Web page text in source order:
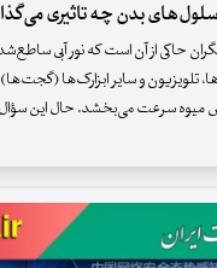
سلول‌های بدن چه تاثیری
حاکی از آن است که نور آبی
تلویزیون و سایر ابزارک‌ها (گجت‌ها)
میوه سرعت می‌بخشد. حال این